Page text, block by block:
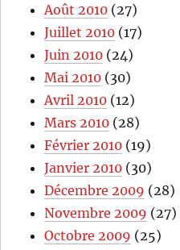
Août 2010 (27)
Juillet 2010 (17)
Juin 2010 (24)
Mai 2010 (30)
Avril 2010 (12)
Mars 2010 (28)
Février 2010 (19)
Janvier 2010 (30)
Décembre 2009 (28)
Novembre 2009 (27)
Octobre 2009 (25)